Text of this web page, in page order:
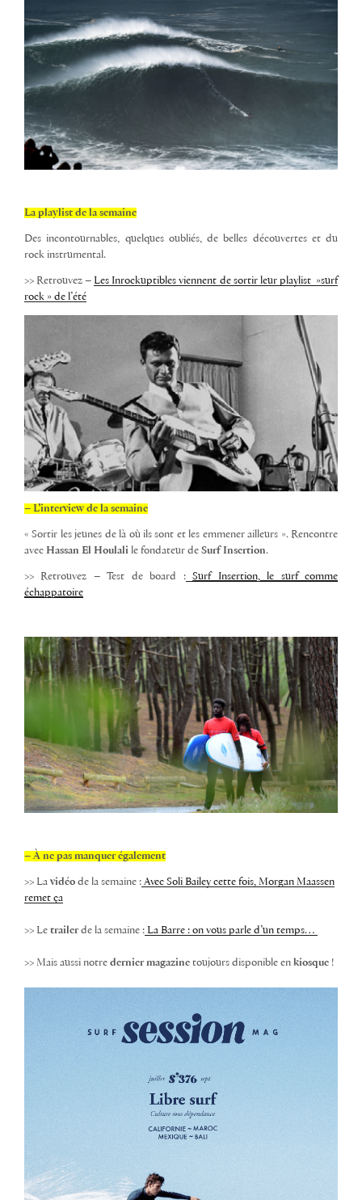
La playlist de la semaine
Des incontournables, quelques oubliés, de belles découvertes et du
rock instrumental.
>> Retrouvez –Les Inrockuptibles viennent de sortir leur playlist »surf
rock » de l’été
– L’interview de la semaine
« Sortir les jeunes de là où ils sont et les emmener ailleurs ». Rencontre
avec Hassan El Houlali le fondateur de Surf Insertion.
>> Retrouvez – Test de board :
Surf Insertion, le surf comme
échappatoire
– À ne pas manquer également
>> La vidéo de la semaine : Avec Soli Bailey cette fois, Morgan Maassen
remet ça
>> Le trailerde la semaine : La Barre : on vous parle d’un temps…
>> Mais aussi notre dernier magazine toujours disponible en kiosque !